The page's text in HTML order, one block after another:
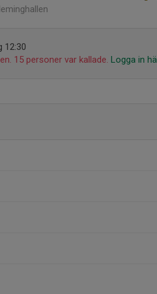
12:30
15 personer var kallade. Logga in